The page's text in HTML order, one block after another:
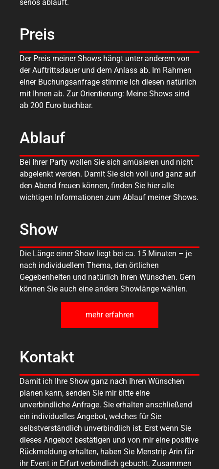
seriös abläuft.
Preis
Der Preis meiner Shows hängt unter anderem von
der Auftrittsdauer und dem Anlass ab. Im Rahmen
einer Buchungsanfrage stimme ich diesen natürlich
mit Ihnen ab. Zur Orientierung: Meine Shows sind
ab 200 Euro buchbar.
Ablauf
Bei Ihrer Party wollen Sie sich amüsieren und nicht
abgelenkt werden. Damit Sie sich voll und ganz auf
den Abend freuen können, finden Sie hier alle
wichtigen Informationen zum Ablauf meiner Shows.
Show
Die Länge einer Show liegt bei ca. 15 Minuten – je
nach individuellem Thema, den örtlichen
Gegebenheiten und natürlich Ihren Wünschen. Gern
können Sie auch eine andere Showlänge wählen.
mehr erfahren
Kontakt
Damit ich Ihre Show ganz nach Ihren Wünschen
planen kann, senden Sie mir bitte eine
unverbindliche Anfrage. Sie erhalten anschließend
ein individuelles Angebot, welches für Sie
selbstverständlich unverbindlich ist. Erst wenn Sie
dieses Angebot bestätigen und von mir eine positive
Rückmeldung erhalten, haben Sie Menstrip Arin für
ihr Event in Erfurt verbindlich gebucht. Zusammen